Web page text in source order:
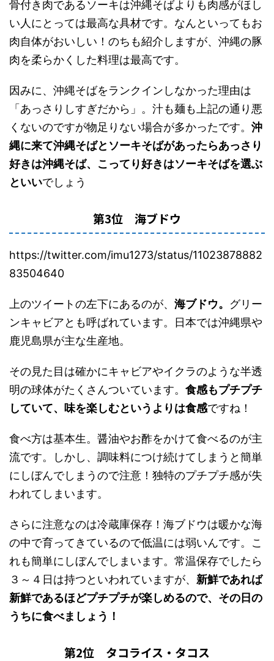
骨付き肉であるソーキは沖縄そばよりも肉感がほし
い人にとっては最高な具材です。なんといってもお
肉自体がおいしい！のちも紹介しますが、沖縄の豚
肉を柔らかくした料理は最高です。
因みに、沖縄そばをランクインしなかった理由は
「あっさりしすぎだから」。汁も麺も上記の通り悪
くないのですが物足りない場合が多かったです。 沖
縄に来て沖縄そばとソーキそばがあったらあっさり
好きは沖縄そば、こってり好きはソーキそばを選ぶ
といいでしょう
第3位 海ブドウ
https://twitter.com/imu1273/status/11023878882
83504640
上のツイートの左下にあるのが、 海ブドウ。 グリー
ンキャビアとも呼ばれています。日本では沖縄県や
鹿児島県が主な生産地。
その見た目は確かにキャビアやイクラのような半透
明の球体がたくさんついています。 食感もプチプチ
していて、味を楽しむというよりは食感ですね！
食べ方は基本生。醤油やお酢をかけて食べるのが主
流です。しかし、調味料につけ続けてしまうと簡単
にしぼんでしまうので注意！独特のプチプチ感が失
われてしまいます。
さらに注意なのは冷蔵庫保存！海ブドウは暖かな海
の中で育ってきているので低温には弱いんです。こ
れも簡単にしぼんでしまいます。常温保存でしたら
３～４日は持つといわれていますが、 新鮮であれば
新鮮であるほどプチプチが楽しめるので、その日の
うちに食べましょう！
第2位 タコライス・タコス